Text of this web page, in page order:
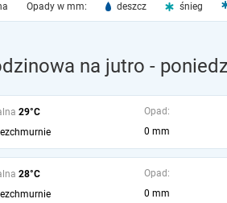
Opady w mm: deszcz śnieg
na jutro -
29°C
Opad:
0 mm
28°C
Opad:
0 mm